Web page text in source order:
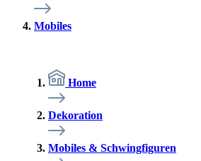
Mobiles
Home
Dekoration
Mobiles & Schwingfiguren